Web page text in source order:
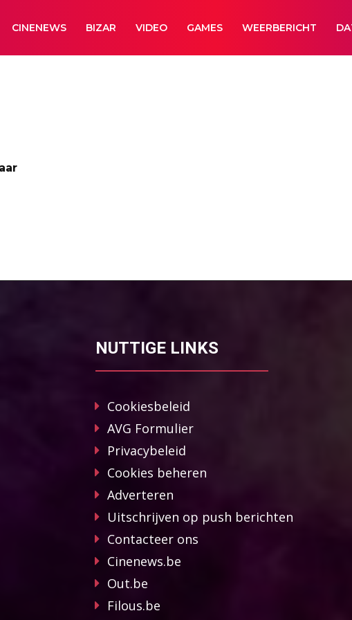
CINENEWS BIZAR VIDEO GAMES WEERBERICHT
NUTTIGE LINKS
Cookiesbeleid
AVG Formulier
Privacybeleid
Cookies beheren
Adverteren
Uitschrijven op push berichten
Contacteer ons
Cinenews.be
Out.be
Filous.be